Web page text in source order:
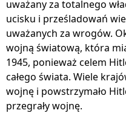
uważany za totalnego
ucisku i prześladowań
uważanych za wrogów.
wojną światową, która
1945, ponieważ celem
całego świata. Wiele
wojnę i powstrzymało
przegrały wojnę.